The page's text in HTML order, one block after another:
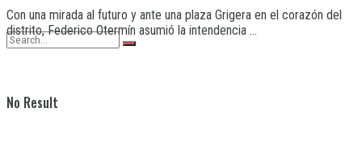
No Result
Con una mirada al futuro y ante una plaza Grigera en el corazón del
distrito, Federico Otermín asumió la intendencia ...